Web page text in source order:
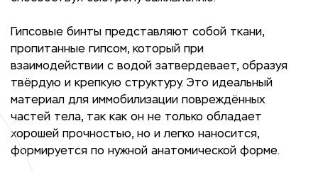
Гипсовые бинты представляют собой ткани,
пропитанные гипсом, который при
взаимодействии с водой затвердевает, образуя
твёрдую и крепкую структуру. Это идеальный
материал для иммобилизации повреждённых
частей тела, так как он не только обладает
хорошей прочностью, но и легко наносится,
формируется по нужной анатомической форме.